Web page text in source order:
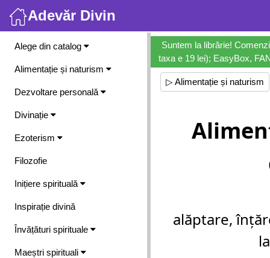
Adevăr Divin
Meniu
Alege din catalog
Alimentație și naturism
Dezvoltare personală
Divinație
Ezoterism
Filozofie
Inițiere spirituală
Inspirație divină
Învățături spirituale
Maeștri spirituali
Suntem la librărie!
taxa e 19 lei); EasyBox,
▷ Alimentație și naturism
alăptare,